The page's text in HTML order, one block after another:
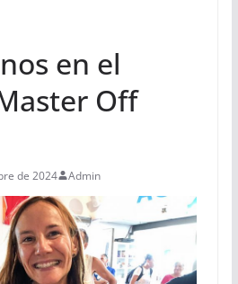
en el
Off
de 2024 Admin